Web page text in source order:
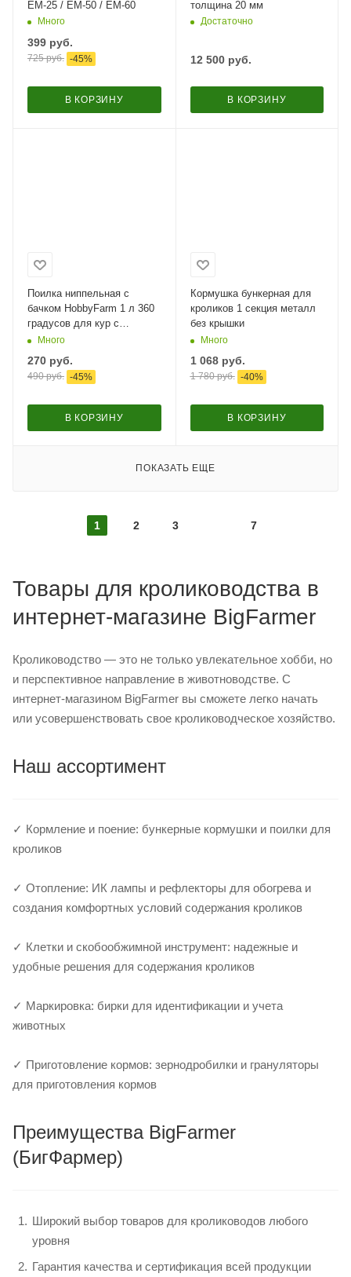
ЕМ-25 / ЕМ-50 / ЕМ-60
Много
399 руб.
725руб. -45%
В КОРЗИНУ
толщина 20 мм
Достаточно
12 500руб.
В КОРЗИНУ
Поилка ниппельная с
бачком HobbyFarm 1 л 360
градусов для кур с
креплением на клетку
Много
270 руб.
490руб. -45%
В КОРЗИНУ
Кормушка бункерная для
кроликов 1 секция металл
без крышки
Много
1 068руб.
1 780руб. -40%
В КОРЗИНУ
ПОКАЗАТЬ ЕЩЕ
1 2 3 7
Товары для кролиководства в
интернет-магазине BigFarmer
Кролиководство — это не только увлекательное хобби, но
и перспективное направление в животноводстве. С
интернет-магазином BigFarmer вы сможете легко начать
или усовершенствовать свое кролиководческое хозяйство.
Наш ассортимент
✓ Кормление и поение: бункерные кормушки и поилки для
кроликов
✓ Отопление: ИК лампы и рефлекторы для обогрева и
создания комфортных условий содержания кроликов
✓ Клетки и скобообжимной инструмент: надежные и
удобные решения для содержания кроликов
✓ Маркировка: бирки для идентификации и учета
животных
✓ Приготовление кормов: зернодробилки и грануляторы
для приготовления кормов
Преимущества BigFarmer
(БигФармер)
Широкий выбор товаров для кролиководов любого
уровня
Гарантия качества и сертификация всей продукции